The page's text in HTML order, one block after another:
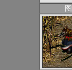
图